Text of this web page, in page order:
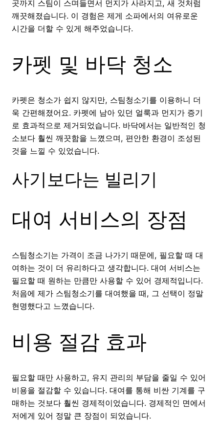
곳까지 스팀이 스며들면서 먼지가 사라지고, 새 것처럼
깨끗해졌습니다. 이 경험은 제게 소파에서의 여유로운
시간을 더할 수 있게 해주었습니다.
카펫 및 바닥 청소
카펫은 청소가 쉽지 않지만, 스팀청소기를 이용하니 더
욱 간편해졌어요. 카펫에 남아 있던 얼룩과 먼지가 증기
로 효과적으로 제거되었습니다. 바닥에서는 일반적인 청
소보다 훨씬 깨끗함을 느꼈으며, 편안한 환경이 조성된
것을 느낄 수 있었습니다.
사기보다는 빌리기
대여 서비스의 장점
스팀청소기는 가격이 조금 나가기 때문에, 필요할 때 대
여하는 것이 더 유리하다고 생각합니다. 대여 서비스는
필요할 때 원하는 만큼만 사용할 수 있어 경제적입니다.
처음에 제가 스팀청소기를 대여했을 때, 그 선택이 정말
현명했다고 느꼈습니다.
비용 절감 효과
필요할 때만 사용하고, 유지 관리의 부담을 줄일 수 있어
비용을 절감할 수 있습니다. 대여를 통해 비싼 기계를 구
매하는 것보다 훨씬 경제적이었습니다. 경제적인 면에서
저에게 있어 정말 큰 장점이 되었습니다.